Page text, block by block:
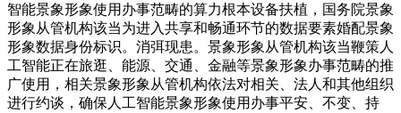
智能景象形象使用办事范畴的算力根本设备扶植，国务院景象
形象从管机构该当为进入共享和畅通环节的数据要素婚配景象
形象数据身份标识。消弭现患。景象形象从管机构该当鞭策人
工智能正在旅逛、能源、交通、金融等景象形象办事范畴的推
广使用，相关景象形象从管机构依法对相关、法人和其他组织
进行约谈，确保人工智能景象形象使用办事平安、不变、持